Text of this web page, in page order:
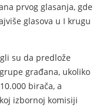
prvog glasanja, gde
glasova u I krugu
su da predlože
građana, ukoliko
birača, a
izbornoj komisiji